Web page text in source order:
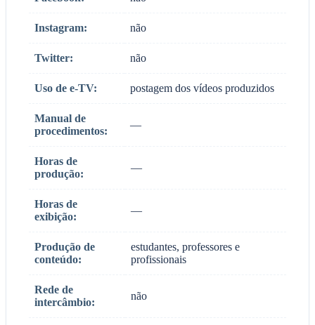
Instagram: não
Twitter: não
Uso de e-TV: postagem dos vídeos produzidos
Manual de
procedimentos:
—
Horas de
produção:
—
Horas de
exibição:
—
Produção de
conteúdo:
estudantes, professores e
profissionais
Rede de
intercâmbio:
não